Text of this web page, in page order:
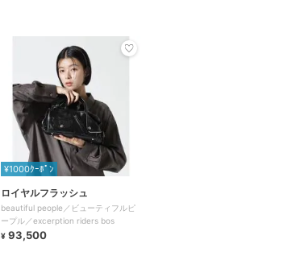
¥1000ｸｰﾎﾟﾝ
ロイヤルフラッシュ
beautiful people／ビューティフルピ
ープル／excerption riders bos
¥ 93,500